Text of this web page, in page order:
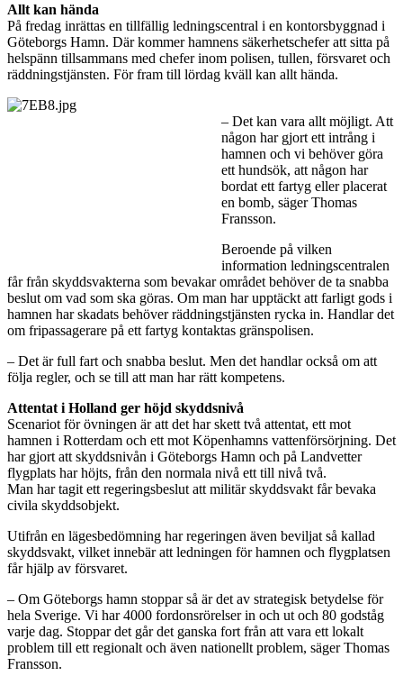
Allt kan hända
På fredag inrättas en tillfällig ledningscentral i en kontorsbyggnad i
Göteborgs Hamn. Där kommer hamnens säkerhetschefer att sitta på
helspänn tillsammans med chefer inom polisen, tullen, försvaret och
räddningstjänsten. För fram till lördag kväll kan allt hända.
– Det kan vara allt möjligt. Att
någon har gjort ett intrång i
hamnen och vi behöver göra
ett hundsök, att någon har
bordat ett fartyg eller placerat
en bomb, säger Thomas
Fransson.
Beroende på vilken
information ledningscentralen
får från skyddsvakterna som bevakar området behöver de ta snabba
beslut om vad som ska göras. Om man har upptäckt att farligt gods i
hamnen har skadats behöver räddningstjänsten rycka in. Handlar det
om fripassagerare på ett fartyg kontaktas gränspolisen.
– Det är full fart och snabba beslut. Men det handlar också om att
följa regler, och se till att man har rätt kompetens.
Attentat i Holland ger höjd skyddsnivå
Scenariot för övningen är att det har skett två attentat, ett mot
hamnen i Rotterdam och ett mot Köpenhamns vattenförsörjning. Det
har gjort att skyddsnivån i Göteborgs Hamn och på Landvetter
flygplats har höjts, från den normala nivå ett till nivå två.
Man har tagit ett regeringsbeslut att militär skyddsvakt får bevaka
civila skyddsobjekt.
Utifrån en lägesbedömning har regeringen även beviljat så kallad
skyddsvakt, vilket innebär att ledningen för hamnen och flygplatsen
får hjälp av försvaret.
– Om Göteborgs hamn stoppar så är det av strategisk betydelse för
hela Sverige. Vi har 4000 fordonsrörelser in och ut och 80 godståg
varje dag. Stoppar det går det ganska fort från att vara ett lokalt
problem till ett regionalt och även nationellt problem, säger Thomas
Fransson.